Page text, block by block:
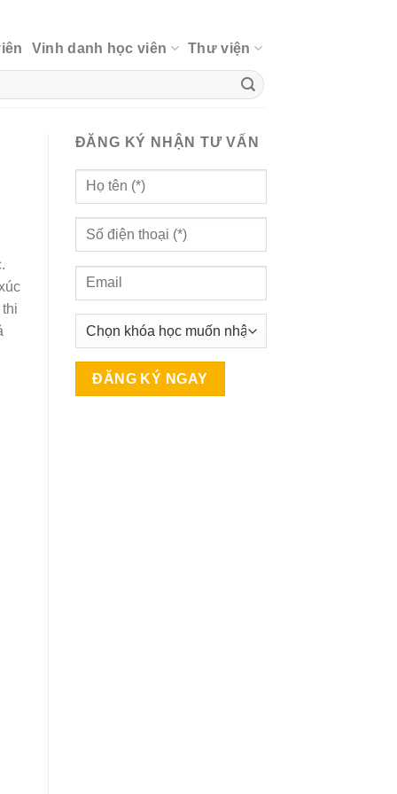
Vinh danh học viên Thư viện
ĐĂNG KÝ NHẬN TƯ VẤN